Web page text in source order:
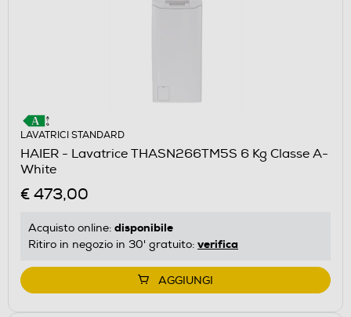
LAVATRICI STANDARD
HAIER - Lavatrice THASN266TM5S 6 Kg Classe A-
White
€ 473,00
Acquisto online: disponibile
Ritiro in negozio in 30' gratuito: verifica
AGGIUNGI